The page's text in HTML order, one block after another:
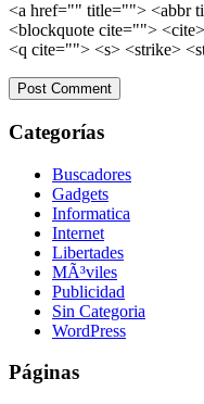
<a href="" title=""> <abbr
<blockquote cite="">
<q cite=""> <s> <strike>
Categorías
Buscadores
Gadgets
Informatica
Internet
Libertades
MÃ³viles
Publicidad
Sin Categoria
WordPress
Páginas